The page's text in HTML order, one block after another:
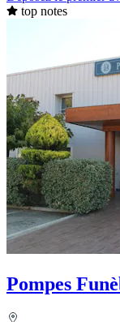
top notes
Pompes